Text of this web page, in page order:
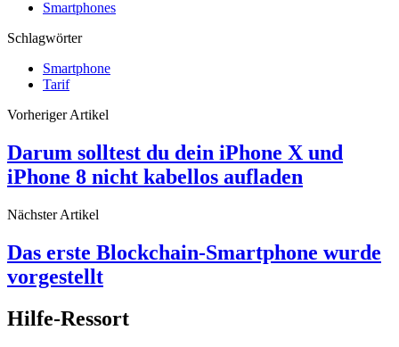
Smartphones
Schlagwörter
Smartphone
Tarif
Vorheriger Artikel
Darum solltest du dein iPhone X und
iPhone 8 nicht kabellos aufladen
Nächster Artikel
Das erste Blockchain-Smartphone wurde
vorgestellt
Hilfe-Ressort